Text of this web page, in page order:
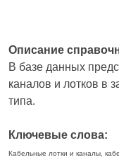
Описание
В базе данных
каналов и лотков в
типа.
Ключевые слова:
Кабельные лотки и каналы,